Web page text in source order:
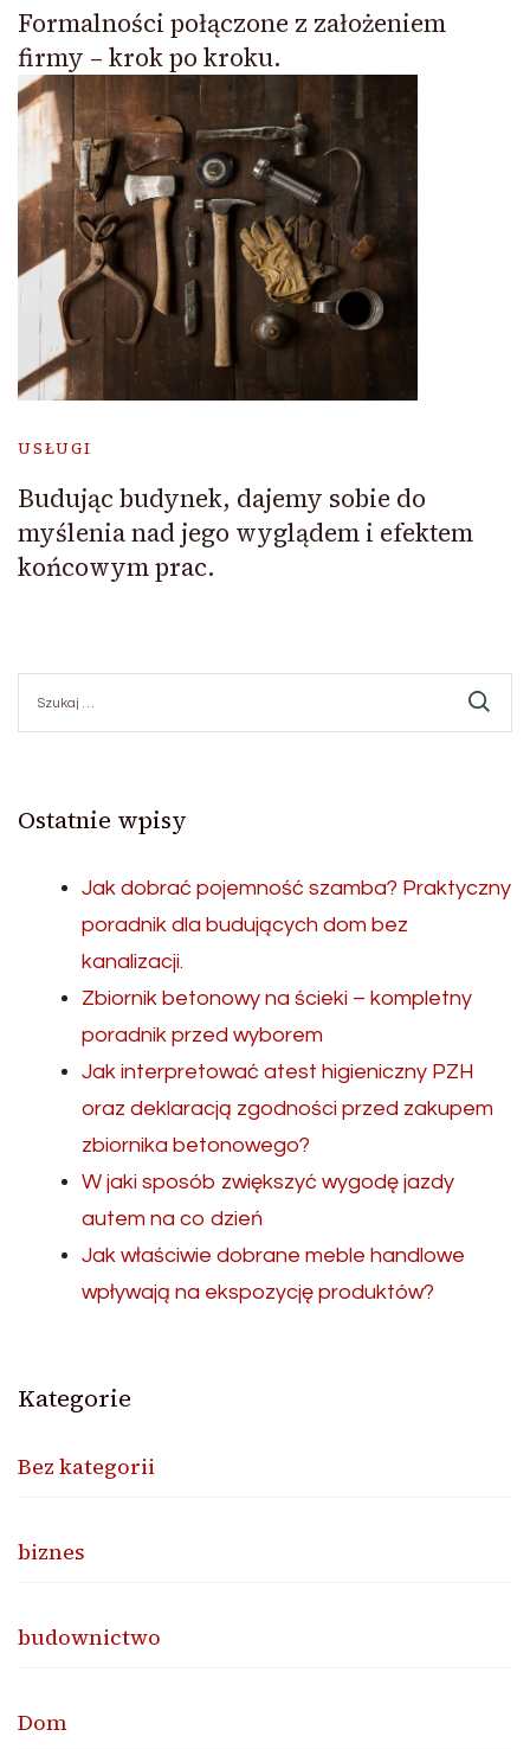
Formalności połączone z założeniem
firmy – krok po kroku.
USŁUGI
Budując budynek, dajemy sobie do
myślenia nad jego wyglądem i efektem
końcowym prac.
Ostatnie wpisy
Jak dobrać pojemność szamba? Praktyczny
poradnik dla budujących dom bez
kanalizacji.
Zbiornik betonowy na ścieki – kompletny
poradnik przed wyborem
Jak interpretować atest higieniczny PZH
oraz deklaracją zgodności przed zakupem
zbiornika betonowego?
W jaki sposób zwiększyć wygodę jazdy
autem na co dzień
Jak właściwie dobrane meble handlowe
wpływają na ekspozycję produktów?
Kategorie
Bez kategorii
biznes
budownictwo
Dom